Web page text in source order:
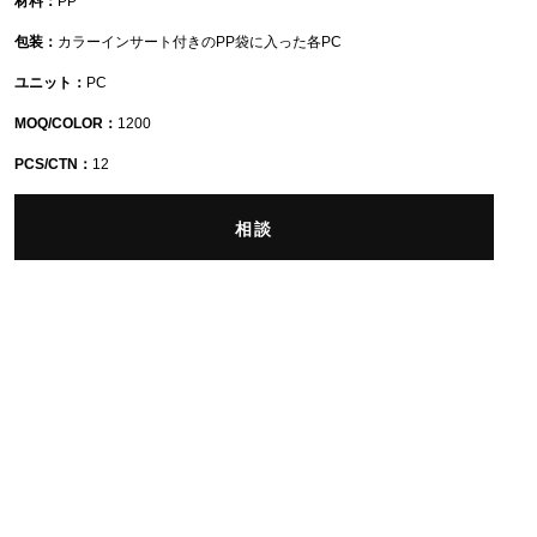
包装： カラーインサート付きのPP袋に入った各PC
ユニット： PC
MOQ/COLOR： 1200
PCS/CTN： 12
相談